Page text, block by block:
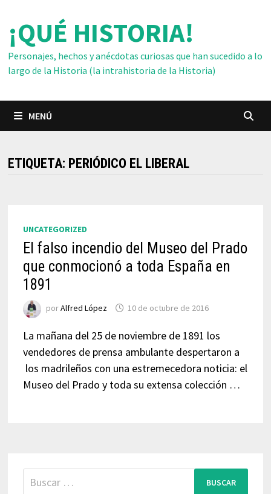
contenido
¡QUÉ HISTORIA!
Personajes, hechos y anécdotas curiosas que han sucedido a lo
largo de la Historia (la intrahistoria de la Historia)
MENÚ
ETIQUETA: PERIÓDICO EL LIBERAL
UNCATEGORIZED
El falso incendio del Museo del Prado
que conmocionó a toda España en
1891
porAlfred López 10 de octubre de 2016
La mañana del 25 de noviembre de 1891 los
vendedores de prensa ambulante despertaron a
los madrileños con una estremecedora noticia: el
Museo del Prado y toda su extensa colección …
Buscar: